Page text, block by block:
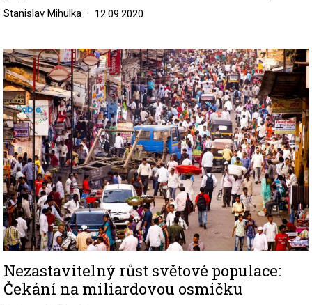
Stanislav Mihulka 12.09.2020
Image
Nezastavitelný růst světové populace:
Čekání na miliardovou osmičku